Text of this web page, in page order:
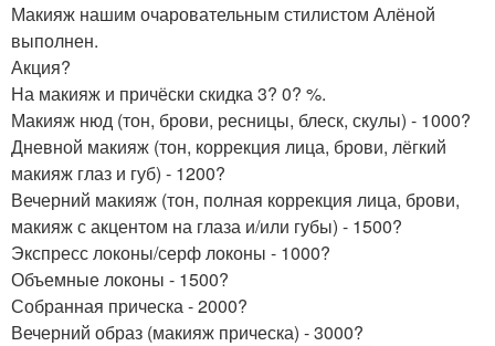
Макияж нашим очаровательным стилистом Алёной
выполнен.
Акция?
На макияж и причёски скидка 3? 0? %.
Макияж нюд (тон, брови, ресницы, блеск, скулы) - 1000?
Дневной макияж (тон, коррекция лица, брови, лёгкий
макияж глаз и губ) - 1200?
Вечерний макияж (тон, полная коррекция лица, брови,
макияж с акцентом на глаза и/или губы) - 1500?
Экспресс локоны/серф локоны - 1000?
Объемные локоны - 1500?
Собранная прическа - 2000?
Вечерний образ (макияж прическа) - 3000?